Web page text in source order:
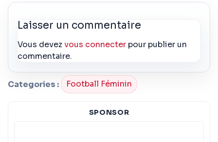
Laisser un commentaire
Vous devezvous connecter pour publier un
commentaire.
Categories : Football Féminin
SPONSOR